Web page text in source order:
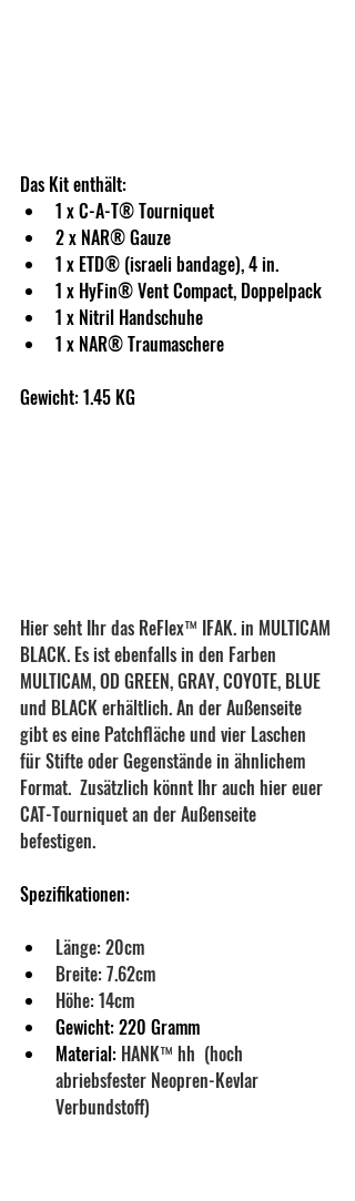
Das Kit enthält:
1 x C-A-T® Tourniquet
2 x NAR® Gauze
1 x ETD® (israeli bandage), 4 in.
1 x HyFin® Vent Compact, Doppelpack
1 x Nitril Handschuhe
1 x NAR® Traumaschere
Gewicht: 1.45 KG
Hier seht Ihr das ReFlex™ IFAK. in MULTICAM
BLACK. Es ist ebenfalls in den Farben
MULTICAM, OD GREEN, GRAY, COYOTE, BLUE
und BLACK erhältlich. An der Außenseite
gibt es eine Patchfläche und vier Laschen
für Stifte oder Gegenstände in ähnlichem
Format.  Zusätzlich könnt Ihr auch hier euer
CAT-Tourniquet an der Außenseite
befestigen.
Spezifikationen:
Länge: 20cm
Breite: 7.62cm
Höhe: 14cm
Gewicht: 220 Gramm
Material: HANK™ hh  (hoch
abriebsfester Neopren-Kevlar
Verbundstoff)